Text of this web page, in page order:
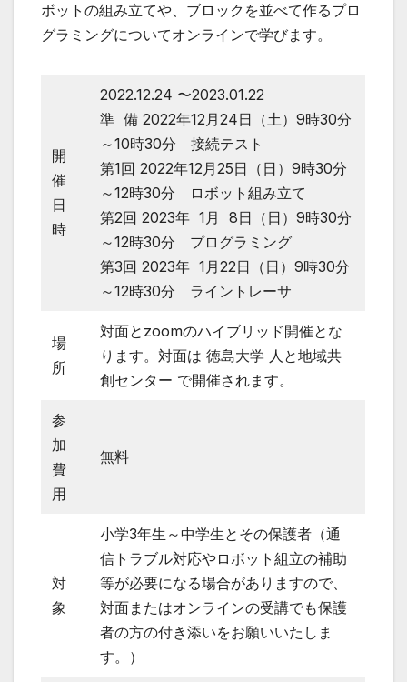
ボットの組み立てや、ブロックを並べて作るプロ
グラミングについてオンラインで学びます。
開
催
日
時
2022.12.24 〜2023.01.22
準 備 2022年12月24日（土）9時30分
～10時30分 接続テスト
第1回 2022年12月25日（日）9時30分
～12時30分 ロボット組み立て
第2回 2023年 1月 8日（日）9時30分
～12時30分 プログラミング
第3回 2023年 1月22日（日）9時30分
～12時30分 ライントレーサ
場
所
対面とzoomのハイブリッド開催とな
ります。対面は 徳島大学 人と地域共
創センター で開催されます。
参
加
費
用
無料
対
象
小学3年生～中学生とその保護者（通
信トラブル対応やロボット組立の補助
等が必要になる場合がありますので、
対面またはオンラインの受講でも保護
者の方の付き添いをお願いいたしま
す。）